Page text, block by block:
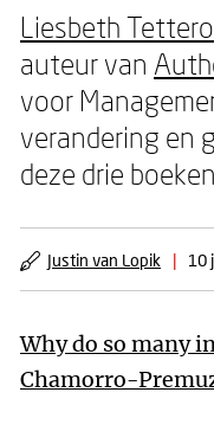
Liesbeth Tettero
auteur van
voor
verandering en
deze drie
Justin van Lopik | 10
Why do so many
Chamorro-